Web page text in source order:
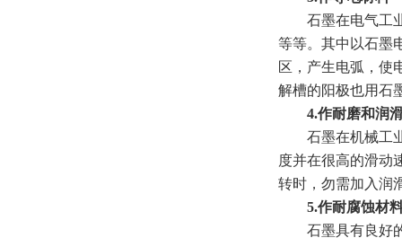
石墨在电气工业
等等。其中以石墨
区，产生电弧，使
解槽的阳极也用石
4.作耐磨和润
石墨在机械工业
度并在很高的滑动
转时，勿需加入润
5.作耐腐蚀材
石墨具有良好的